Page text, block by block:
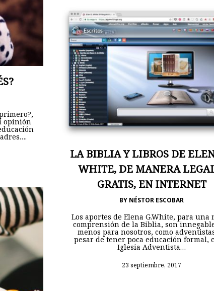
opinión
LA BIBLIA Y LIBROS DE
WHITE, DE MANERA
GRATIS, EN INTERNET
BY NÉSTOR ESCOBAR
Los aportes de Elena G.White, para una
comprensión de la Biblia, son
menos para nosotros, como
pesar de tener poca educación formal,
Iglesia Adventista…
23 septiembre, 2017